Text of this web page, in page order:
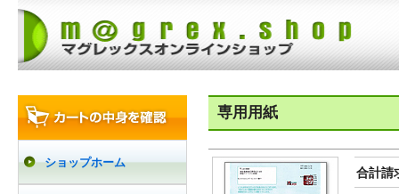
ショップホーム
専用用紙
合計請